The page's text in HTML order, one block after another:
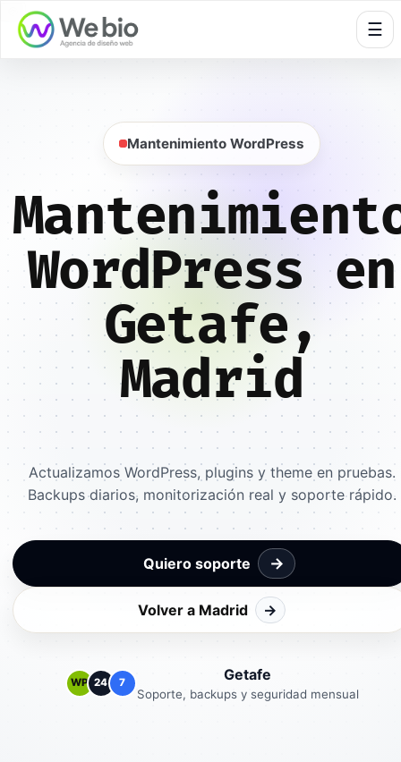
☰
Mantenimiento WordPress
WordPress en
Getafe,
Madrid
Actualizamos WordPress, plugins y theme en pruebas.
Backups diarios, monitorización real y soporte rápido.
Quiero soporte →
Volver a Madrid →
WP 24 7 Getafe
Soporte, backups y seguridad mensual